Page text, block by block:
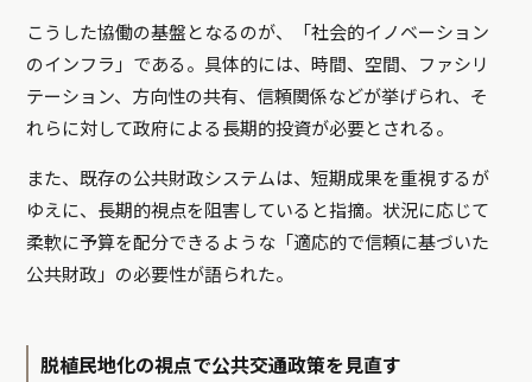
こうした協働の基盤となるのが、「社会的イノベーション
のインフラ」である。具体的には、時間、空間、ファシリ
テーション、方向性の共有、信頼関係などが挙げられ、そ
れらに対して政府による長期的投資が必要とされる。
また、既存の公共財政システムは、短期成果を重視するが
ゆえに、長期的視点を阻害していると指摘。状況に応じて
柔軟に予算を配分できるような「適応的で信頼に基づいた
公共財政」の必要性が語られた。
脱植民地化の視点で公共交通政策を見直す